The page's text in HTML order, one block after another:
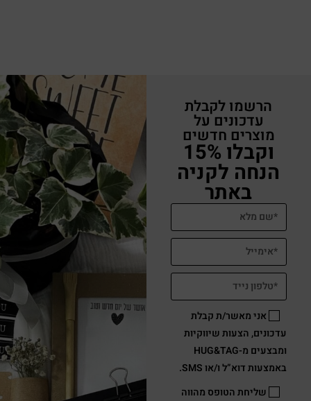
הרשמו לקבלת
עדכונים על
מוצרים חדשים
וקבלו 15%
הנחה לקניה
באתר
אני מאשר/ת קבלת
עדכונים, הצעות שיווקיות
ומבצעים מ-HUG&TAG
באמצעות דוא”ל ו/או SMS.
שליחת הטופס מהווה